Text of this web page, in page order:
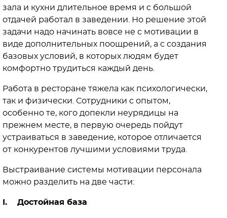
зала и кухни длительное время и с большой
отдачей работал в заведении. Но решение этой
задачи надо начинать вовсе не с мотивации в
виде дополнительных поощрений, а с создания
базовых условий, в которых людям будет
комфортно трудиться каждый день.
Работа в ресторане тяжела как психологически,
так и физически. Сотрудники с опытом,
особенно те, кого допекли неурядицы на
прежнем месте, в первую очередь пойдут
устраиваться в заведение, которое отличается
от конкурентов лучшими условиями труда.
Выстраивание системы мотивации персонала
можно разделить на две части:
I. Достойная база